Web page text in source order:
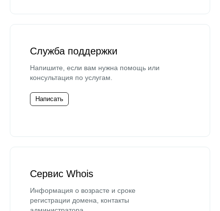
Служба поддержки
Напишите, если вам нужна помощь или
консультация по услугам.
Написать
Сервис Whois
Информация о возрасте и сроке
регистрации домена, контакты